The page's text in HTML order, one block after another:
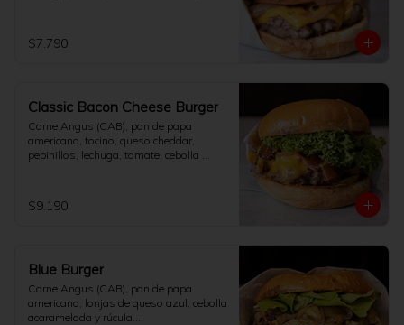
[No incluye papas fritas]
$7.790
Classic Bacon Cheese Burger
Carne Angus (CAB), pan de papa
americano, tocino, queso cheddar,
pepinillos, lechuga, tomate, cebolla
[No incluye papas fritas]
$9.190
Blue Burger
Carne Angus (CAB), pan de papa
americano, lonjas de queso azul, cebolla
acaramelada y rúcula.